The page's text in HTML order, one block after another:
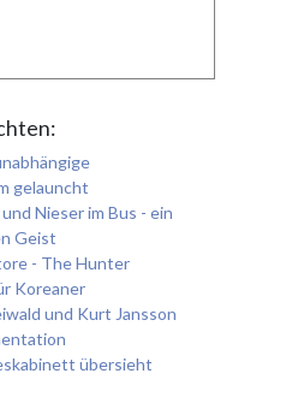
gelauncht
Nieser im Bus - ein
Geist
- The Hunter
Koreaner
und Kurt Jansson
übersieht